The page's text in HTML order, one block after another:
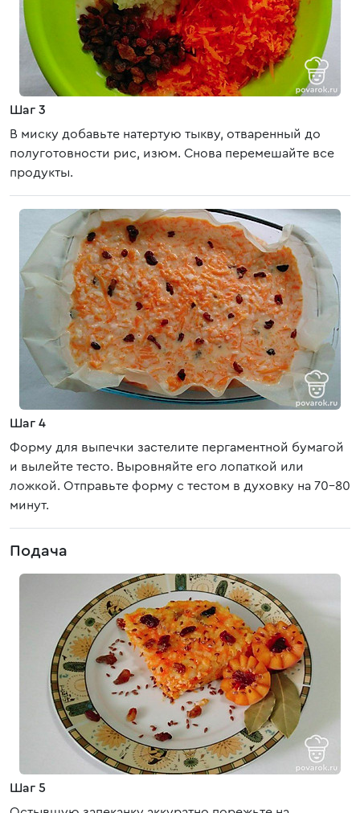
Шаг 3
В миску добавьте натертую тыкву, отваренный до
полуготовности рис, изюм. Снова перемешайте все
продукты.
Шаг 4
Форму для выпечки застелите пергаментной бумагой
и вылейте тесто. Выровняйте его лопаткой или
ложкой. Отправьте форму с тестом в духовку на 70-80
минут.
Подача
Шаг 5